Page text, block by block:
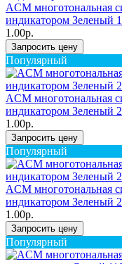
ACM многотональная
индикатором Зеленый
1.00р.
Запросить цену
Популярный
ACM многотональная
индикатором Зеленый
1.00р.
Запросить цену
Популярный
ACM многотональная
индикатором Зеленый
1.00р.
Запросить цену
Популярный